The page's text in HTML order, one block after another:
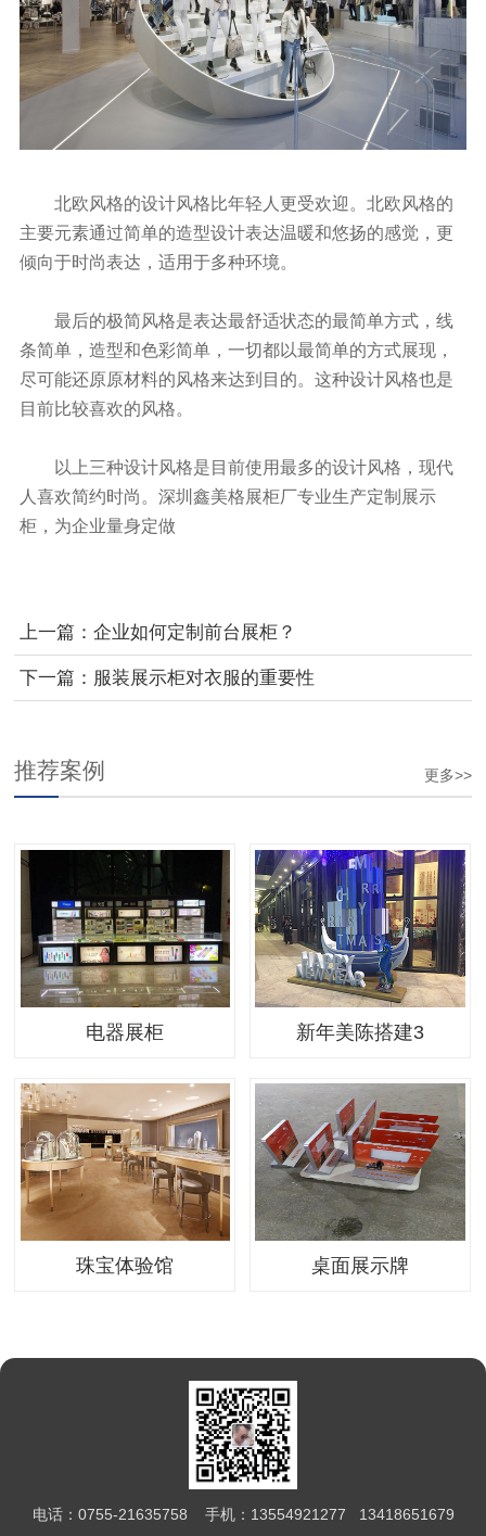
北欧风格的设计风格比年轻人更受欢迎。北欧风格的
主要元素通过简单的造型设计表达温暖和悠扬的感觉，更
倾向于时尚表达，适用于多种环境。
最后的极简风格是表达最舒适状态的最简单方式，线
条简单，造型和色彩简单，一切都以最简单的方式展现，
尽可能还原原材料的风格来达到目的。这种设计风格也是
目前比较喜欢的风格。
以上三种设计风格是目前使用最多的设计风格，现代
人喜欢简约时尚。深圳鑫美格展柜厂专业生产定制展示
柜，为企业量身定做
上一篇： 企业如何定制前台展柜？
下一篇： 服装展示柜对衣服的重要性
更多>>
推荐案例
电器展柜 新年美陈搭建3
珠宝体验馆 桌面展示牌
电话：0755-21635758 手机：13554921277 13418651679